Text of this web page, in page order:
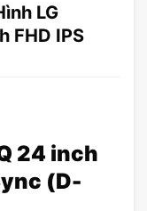
LG
FHD IPS
24 inch
(D-